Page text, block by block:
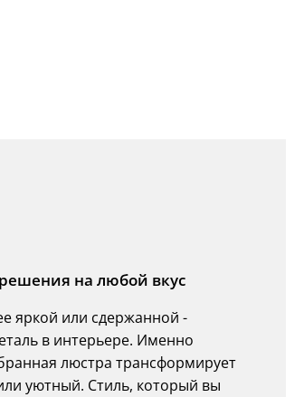
на любой вкус
яркой или сдержанной -
в интерьере. Именно
люстра трансформирует
уютный. Стиль, который вы